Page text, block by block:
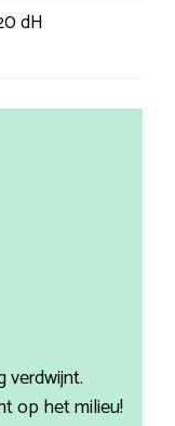
dH
verdwijnt.
op het milieu!